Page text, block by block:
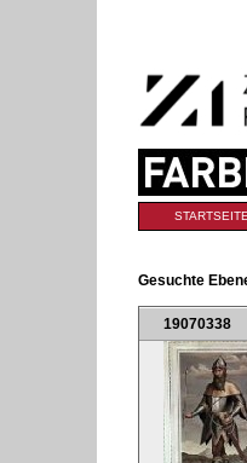
Navigation
Sektionen
STARTSEITE
Gesuchte
19070338